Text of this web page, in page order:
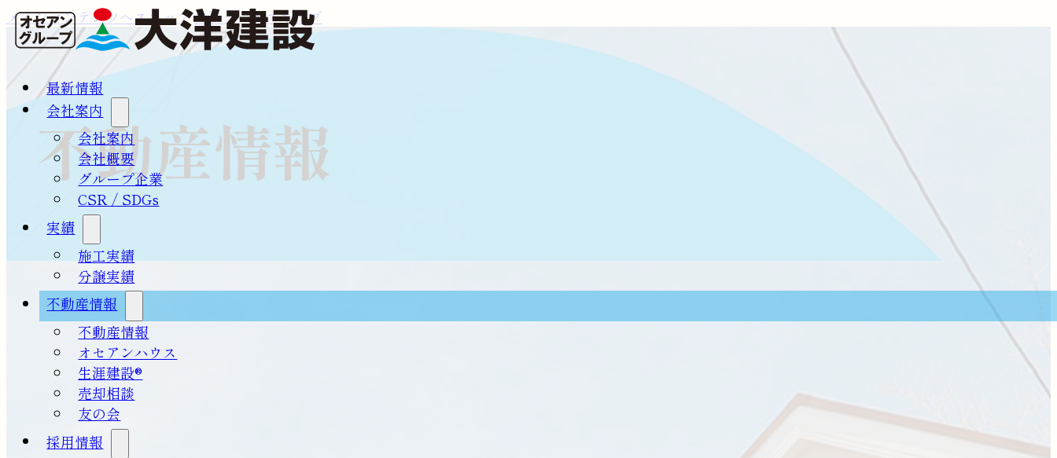
メインコンテンツへスキップフッターへスキップ
最新情報
会社案内
会社案内
会社概要
グループ企業
CSR / SDGs
実績
施工実績
分譲実績
不動産情報
不動産情報
オセアンハウス
生涯建設®
売却相談
友の会
採用情報
不動産情報